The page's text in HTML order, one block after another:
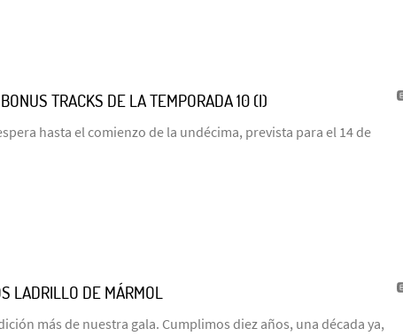
TRACKS DE LA TEMPORADA 10 (I)
hasta el comienzo de la undécima, prevista para el 14 de
LADRILLO DE MÁRMOL
más de nuestra gala. Cumplimos diez años, una década ya,